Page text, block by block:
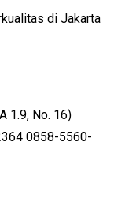
di Jakarta
1.9, No. 16)
0858-5560-